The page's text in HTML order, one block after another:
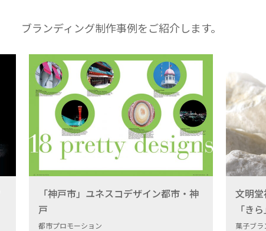
ブランディング制作事例をご紹介します。
「神戸市」ユネスコデザイン都市・神
戸
都市プロモーション
文明
「き
菓子ブラ